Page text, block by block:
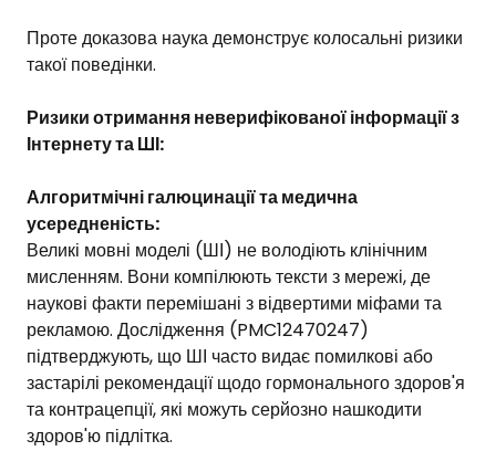
Проте доказова наука демонструє колосальні ризики
такої поведінки.
Ризики отримання неверифікованої інформації з
Інтернету та ШІ:
Алгоритмічні галюцинації та медична
усередненість:
Великі мовні моделі (ШІ) не володіють клінічним
мисленням. Вони компілюють тексти з мережі, де
наукові факти перемішані з відвертими міфами та
рекламою. Дослідження (PMC12470247)
підтверджують, що ШІ часто видає помилкові або
застарілі рекомендації щодо гормонального здоров'я
та контрацепції, які можуть серйозно нашкодити
здоров'ю підлітка.